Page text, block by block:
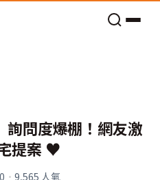
詢問度爆棚！網友激
提案 ♥
· 9,565 人氣